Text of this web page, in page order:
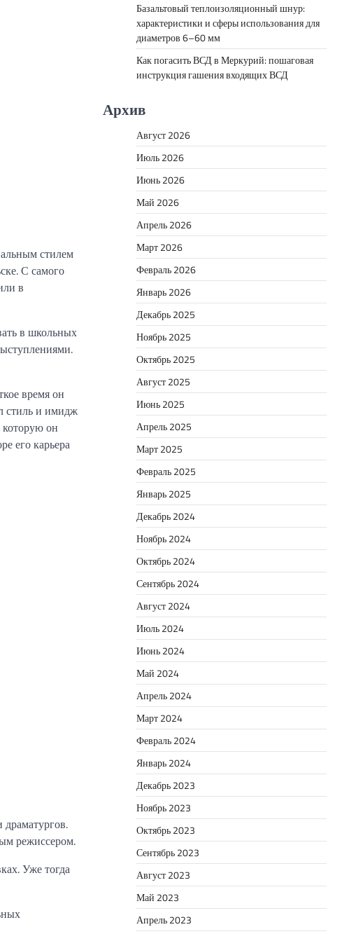
стилем
С самого
в
в школьных
время он
стиль и имидж
которую он
его карьера
режиссером.
Уже тогда
Базальтовый теплоизоляционный шнур:
характеристики и сферы использования для
диаметров 6–60 мм
Как погасить ВСД в Меркурий: пошаговая
инструкция гашения входящих ВСД
Архив
Август 2026
Июль 2026
Июнь 2026
Май 2026
Апрель 2026
Март 2026
Февраль 2026
Январь 2026
Декабрь 2025
Ноябрь 2025
Октябрь 2025
Август 2025
Июнь 2025
Апрель 2025
Март 2025
Февраль 2025
Январь 2025
Декабрь 2024
Ноябрь 2024
Октябрь 2024
Сентябрь 2024
Август 2024
Июль 2024
Июнь 2024
Май 2024
Апрель 2024
Март 2024
Февраль 2024
Январь 2024
Декабрь 2023
Ноябрь 2023
Октябрь 2023
Сентябрь 2023
Август 2023
Май 2023
Апрель 2023